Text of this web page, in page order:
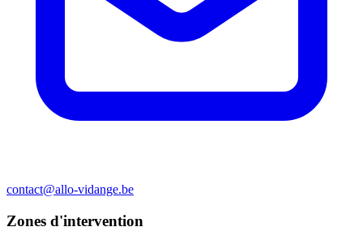
contact@allo-vidange.be
Zones d'intervention